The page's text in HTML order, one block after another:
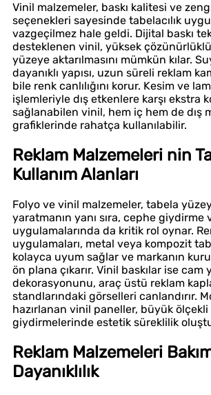
Vinil malzemeler, baskı kalitesi ve
seçenekleri sayesinde tabelacılık
vazgeçilmez hale geldi. Dijital baskı
desteklenen vinil, yüksek
yüzeye aktarılmasını mümkün kılar.
dayanıklı yapısı, uzun süreli reklam
bile renk canlılığını korur. Kesim ve
işlemleriyle dış etkenlere karşı ekstra
sağlanabilen vinil, hem iç hem de dış
grafiklerinde rahatça kullanılabilir.
Reklam Malzemeleri nin
Kullanım Alanları
Folyo ve vinil malzemeler, tabela
yaratmanın yanı sıra, cephe giydirme
uygulamalarında da kritik rol oynar.
uygulamaları, metal veya kompozit
kolayca uyum sağlar ve markanın
ön plana çıkarır. Vinil baskılar ise
dekorasyonunu, araç üstü reklam
standlarındaki görselleri canlandırır.
hazırlanan vinil paneller, büyük
giydirmelerinde estetik süreklilik
Reklam Malzemeleri
Dayanıklılık